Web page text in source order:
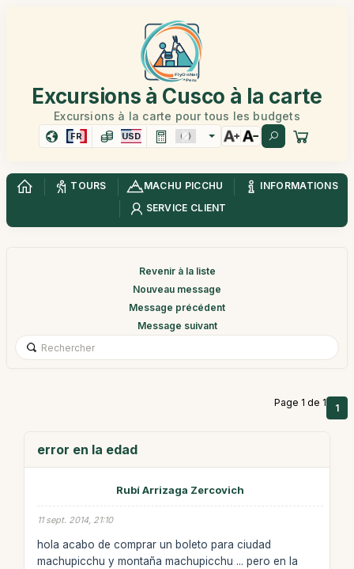
Excursions à Cusco à la carte
Excursions à la carte pour tous les budgets
FR USD
TOURS MACHU PICCHU
INFORMATIONS
SERVICE CLIENT
Revenir à la liste
Nouveau message
Message précédent
Message suivant
Page 1 de 1 1
error en la edad
Rubí Arrizaga Zercovich
11 sept. 2014, 21:10
hola acabo de comprar un boleto para ciudad
machupicchu y montaña machupicchu ... pero en la